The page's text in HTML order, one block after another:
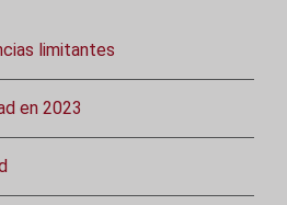
limitantes
en 2023